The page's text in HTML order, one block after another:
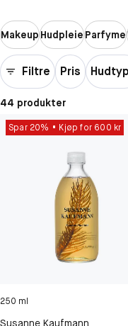
MakeupHudpleieParfyme
Filtre Pris
44 produkter
Spar 20% Kjøp for 600 kr
250 ml
Susanne Kaufmann